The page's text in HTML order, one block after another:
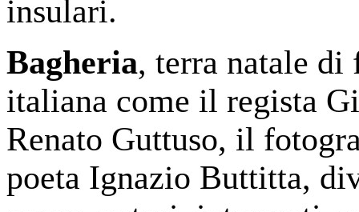
insulari.
Bagheria, terra natale
italiana come il regista
Renato Guttuso, il
poeta Ignazio Buttitta,